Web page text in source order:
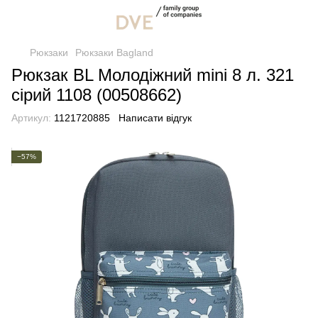
Рюкзаки Рюкзаки Bagland
Рюкзак BL Молодіжний mini 8 л. 321
сірий 1108 (00508662)
Артикул: 1121720885 Написати відгук
−57%